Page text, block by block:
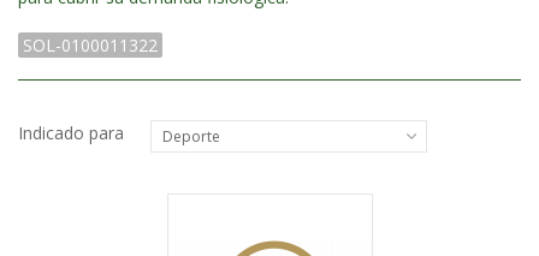
SOL-0100011322
Indicado para Deporte